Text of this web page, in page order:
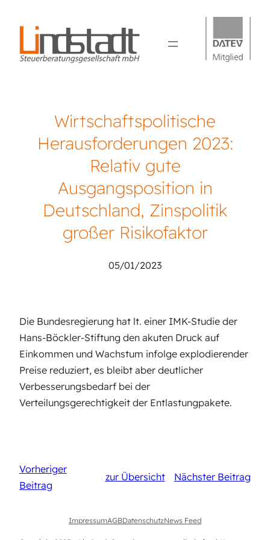
Wirtschaftspolitische
Herausforderungen 2023:
Relativ gute
Ausgangsposition in
Deutschland, Zinspolitik
großer Risikofaktor
05/01/2023
Die Bundesregierung hat lt. einer IMK-Studie der
Hans-Böckler-Stiftung den akuten Druck auf
Einkommen und Wachstum infolge explodierender
Preise reduziert, es bleibt aber deutlicher
Verbesserungsbedarf bei der
Verteilungsgerechtigkeit der Entlastungpakete.
Vorheriger
Beitrag
zur Übersicht Nächster Beitrag
ImpressumAGBDatenschutzNews Feed